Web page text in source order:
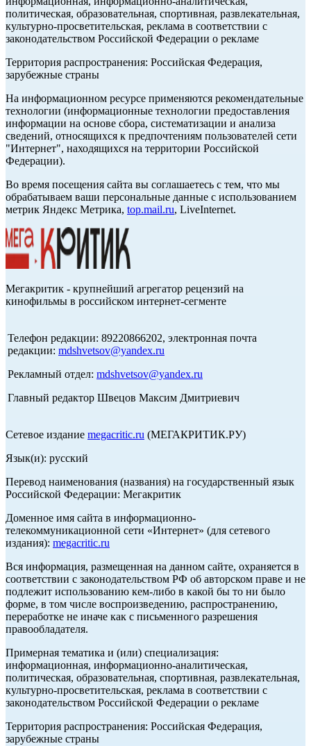
политическая, образовательная, спортивная, развлекательная,
культурно-просветительская, реклама в соответствии с
законодательством Российской Федерации о рекламе
Территория распространения: Российская Федерация,
зарубежные страны
На информационном ресурсе применяются рекомендательные
технологии (информационные технологии предоставления
информации на основе сбора, систематизации и анализа
сведений, относящихся к предпочтениям пользователей сети
"Интернет", находящихся на территории Российской
Федерации).
Во время посещения сайта вы соглашаетесь с тем, что мы
обрабатываем ваши персональные данные с использованием
метрик Яндекс Метрика, top.mail.ru, LiveInternet.
Мегакритик - крупнейший агрегатор рецензий на
кинофильмы в российском интернет-сегменте
Телефон редакции: 89220866202, электронная почта
редакции: mdshvetsov@yandex.ru
Рекламный отдел: mdshvetsov@yandex.ru
Главный редактор Швецов Максим Дмитриевич
Сетевое издание megacritic.ru (МЕГАКРИТИК.РУ)
Язык(и): русский
Перевод наименования (названия) на государственный язык
Российской Федерации: Мегакритик
Доменное имя сайта в информационно-
телекоммуникационной сети «Интернет» (для сетевого
издания): megacritic.ru
Вся информация, размещенная на данном сайте, охраняется в
соответствии с законодательством РФ об авторском праве и не
подлежит использованию кем-либо в какой бы то ни было
форме, в том числе воспроизведению, распространению,
переработке не иначе как с письменного разрешения
правообладателя.
Примерная тематика и (или) специализация:
информационная, информационно-аналитическая,
политическая, образовательная, спортивная, развлекательная,
культурно-просветительская, реклама в соответствии с
законодательством Российской Федерации о рекламе
Территория распространения: Российская Федерация,
зарубежные страны